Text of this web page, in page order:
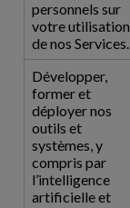
personnels sur
votre utilisation
de nos Services.
Développer,
former et
déployer nos
outils et
systèmes, y
compris par
l’intelligence
artificielle et